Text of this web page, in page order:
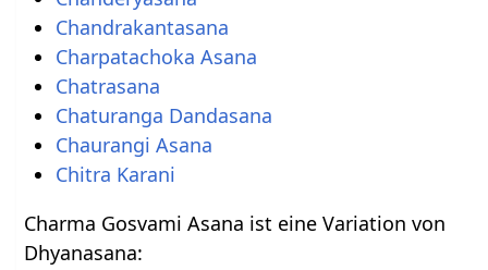
Chandrakantasana
Charpatachoka Asana
Chatrasana
Chaturanga Dandasana
Chaurangi Asana
Chitra Karani
Charma Gosvami Asana ist eine Variation von
Dhyanasana: